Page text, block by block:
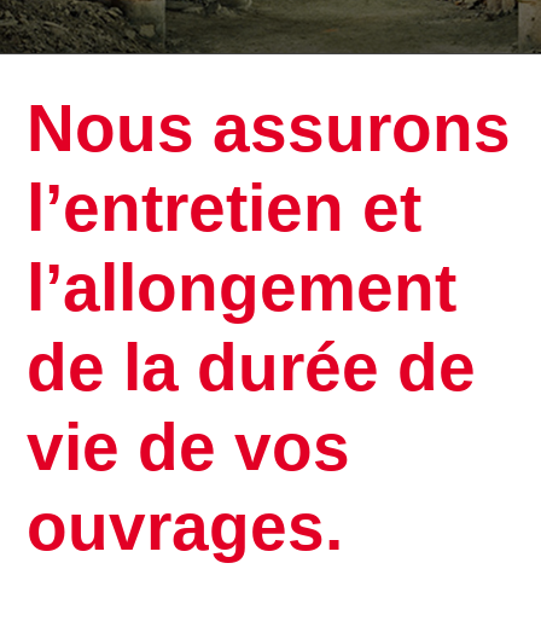
Nous assurons
l’entretien et
l’allongement
de la durée de
vie de vos
ouvrages.